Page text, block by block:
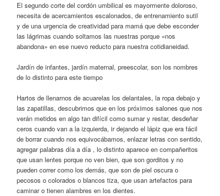
El segundo corte del cordón umbilical es mayormente doloroso,
necesita de acercamientos escalonados, de entrenamiento sutil
y de una urgencia de creatividad para mamá que debe esconder
las lágrimas cuando soltamos las nuestras porque «nos
abandona» en ese nuevo reducto para nuestra cotidianeidad.
Jardín de infantes, jardín maternal, preescolar, son los nombres
de lo distinto para este tiempo
Hartos de llenarnos de acuarelas los delantales, la ropa debajo y
las zapatillas, descubrimos que en los próximos salones que nos
verán metidos en algo tan difícil como sumar y restar, desdeñar
ceros cuando van a la izquierda, ir dejando el lápiz que era fácil
de borrar cuando nos equivocábamos, enlazar letras con sentido,
agregar palabras día a día , lo distinto aparece en compañeritos
que usan lentes porque no ven bien, que son gorditos y no
pueden correr como los demás, que son de piel oscura o
pecosos o colorados o blancos tiza, que usan artefactos para
caminar o tienen alambres en los dientes.